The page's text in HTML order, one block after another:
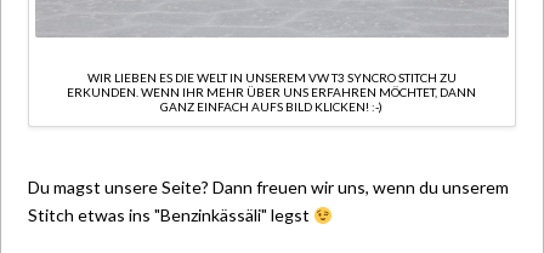
WIR LIEBEN ES DIE WELT IN UNSEREM VW T3 SYNCRO STITCH ZU
ERKUNDEN. WENN IHR MEHR ÜBER UNS ERFAHREN MÖCHTET, DANN
GANZ EINFACH AUFS BILD KLICKEN! :-)
Du magst unsere Seite? Dann freuen wir uns, wenn du unserem
Stitch etwas ins "Benzinkässäli" legst